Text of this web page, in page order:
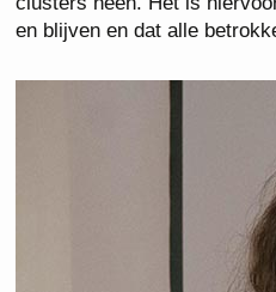
en blijven en dat alle